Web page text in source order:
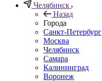
Челябинск
Назад
Города
Санкт-Петербург
Москва
Челябинск
Самара
Калининград
Воронеж